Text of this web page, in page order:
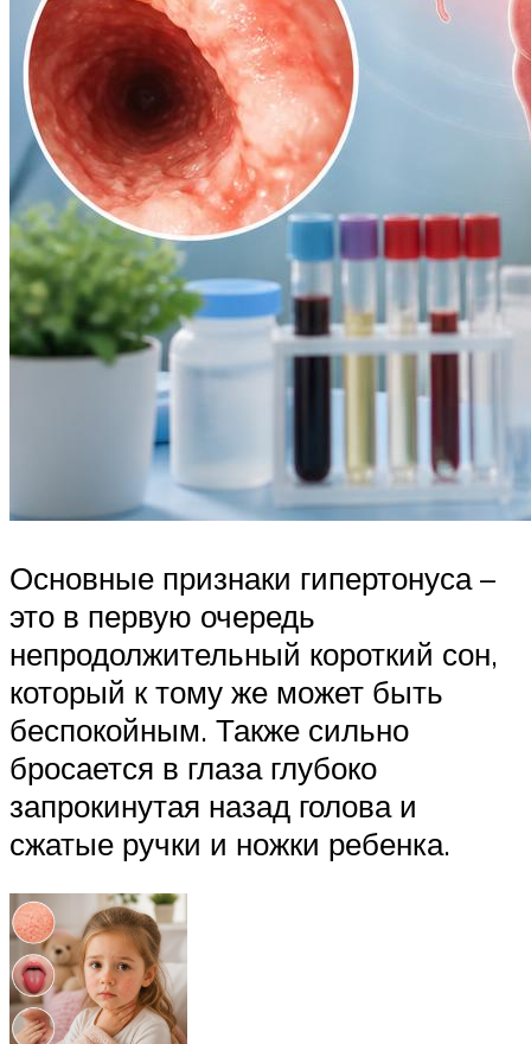
Основные признаки гипертонуса –
это в первую очередь
непродолжительный короткий сон,
который к тому же может быть
беспокойным. Также сильно
бросается в глаза глубоко
запрокинутая назад голова и
сжатые ручки и ножки ребенка.